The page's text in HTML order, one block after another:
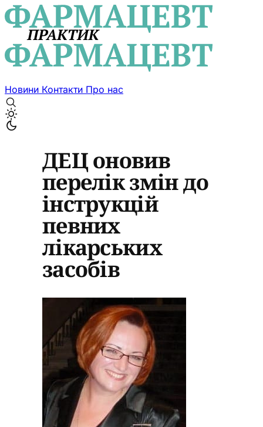
Новини Контакти Про нас
ДЕЦ оновив
перелік змін до
інструкцій
певних
лікарських
засобів